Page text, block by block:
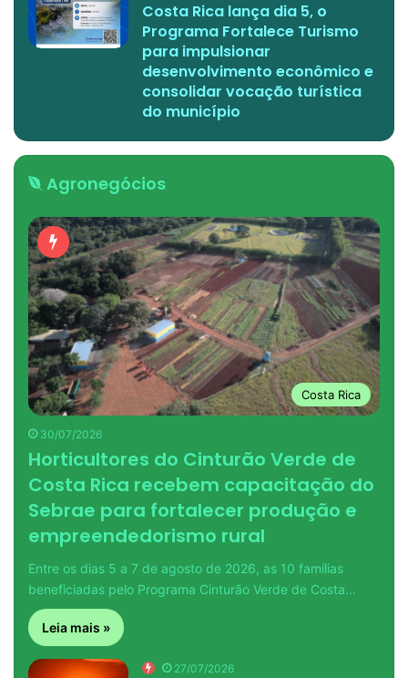
Costa Rica lança dia 5, o
Programa Fortalece Turismo
para impulsionar
desenvolvimento econômico e
consolidar vocação turística
do município
Agronegócios
Costa Rica
30/07/2026
Horticultores do Cinturão Verde de
Costa Rica recebem capacitação do
Sebrae para fortalecer produção e
empreendedorismo rural
Entre os dias 5 a 7 de agosto de 2026, as 10 famílias
beneficiadas pelo Programa Cinturão Verde de Costa…
Leia mais »
27/07/2026